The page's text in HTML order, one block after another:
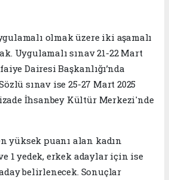
olmak üzere iki aşamalı
Uygulamalı sınav 21-22 Mart
Dairesi Başkanlığı’nda
sınav ise 25-27 Mart 2025
İhsanbey Kültür Merkezi'nde
yüksek puanı alan kadın
1 yedek, erkek adaylar için ise
belirlenecek. Sonuçlar